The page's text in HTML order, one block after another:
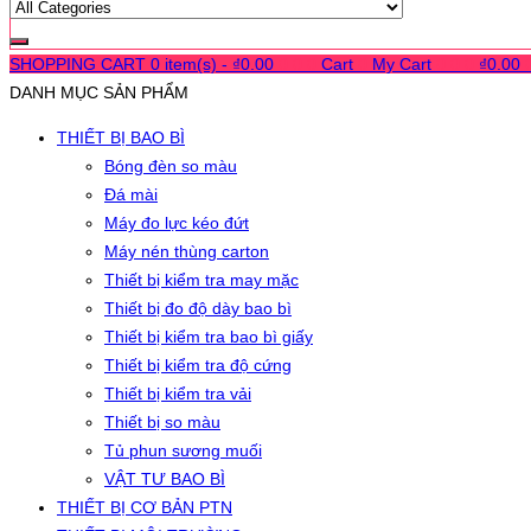
SHOPPING CART 0 item(s) - ₫0.00 Cart My Cart ₫0.00
DANH MỤC SẢN PHẨM
THIẾT BỊ BAO BÌ
Bóng đèn so màu
Đá mài
Máy đo lực kéo đứt
Máy nén thùng carton
Thiết bị kiểm tra may mặc
Thiết bị đo độ dày bao bì
Thiết bị kiểm tra bao bì giấy
Thiết bị kiểm tra độ cứng
Thiết bị kiểm tra vải
Thiết bị so màu
Tủ phun sương muối
VẬT TƯ BAO BÌ
THIẾT BỊ CƠ BẢN PTN